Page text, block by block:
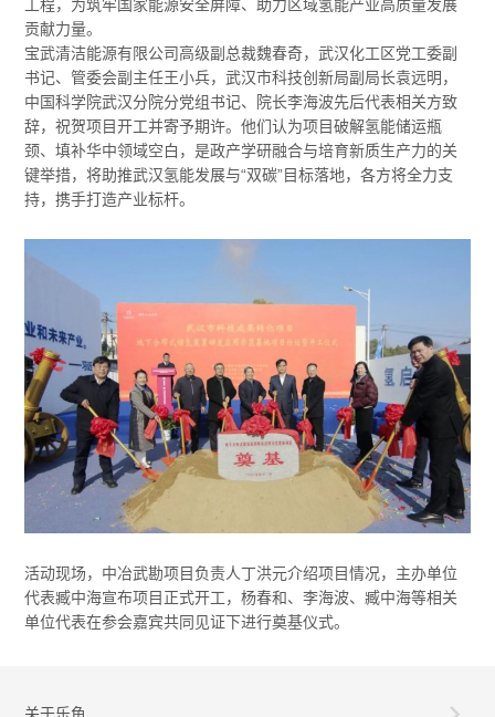
工程，为筑牢国家能源安全屏障、助力区域氢能产业高质量发展
贡献力量。
宝武清洁能源有限公司高级副总裁魏春奇，武汉化工区党工委副
书记、管委会副主任王小兵，武汉市科技创新局副局长袁远明，
中国科学院武汉分院分党组书记、院长李海波先后代表相关方致
辞，祝贺项目开工并寄予期许。他们认为项目破解氢能储运瓶
颈、填补华中领域空白，是政产学研融合与培育新质生产力的关
键举措，将助推武汉氢能发展与“双碳”目标落地，各方将全力支
持，携手打造产业标杆。
活动现场，中冶武勘项目负责人丁洪元介绍项目情况，主办单位
代表臧中海宣布项目正式开工，杨春和、李海波、臧中海等相关
单位代表在参会嘉宾共同见证下进行奠基仪式。